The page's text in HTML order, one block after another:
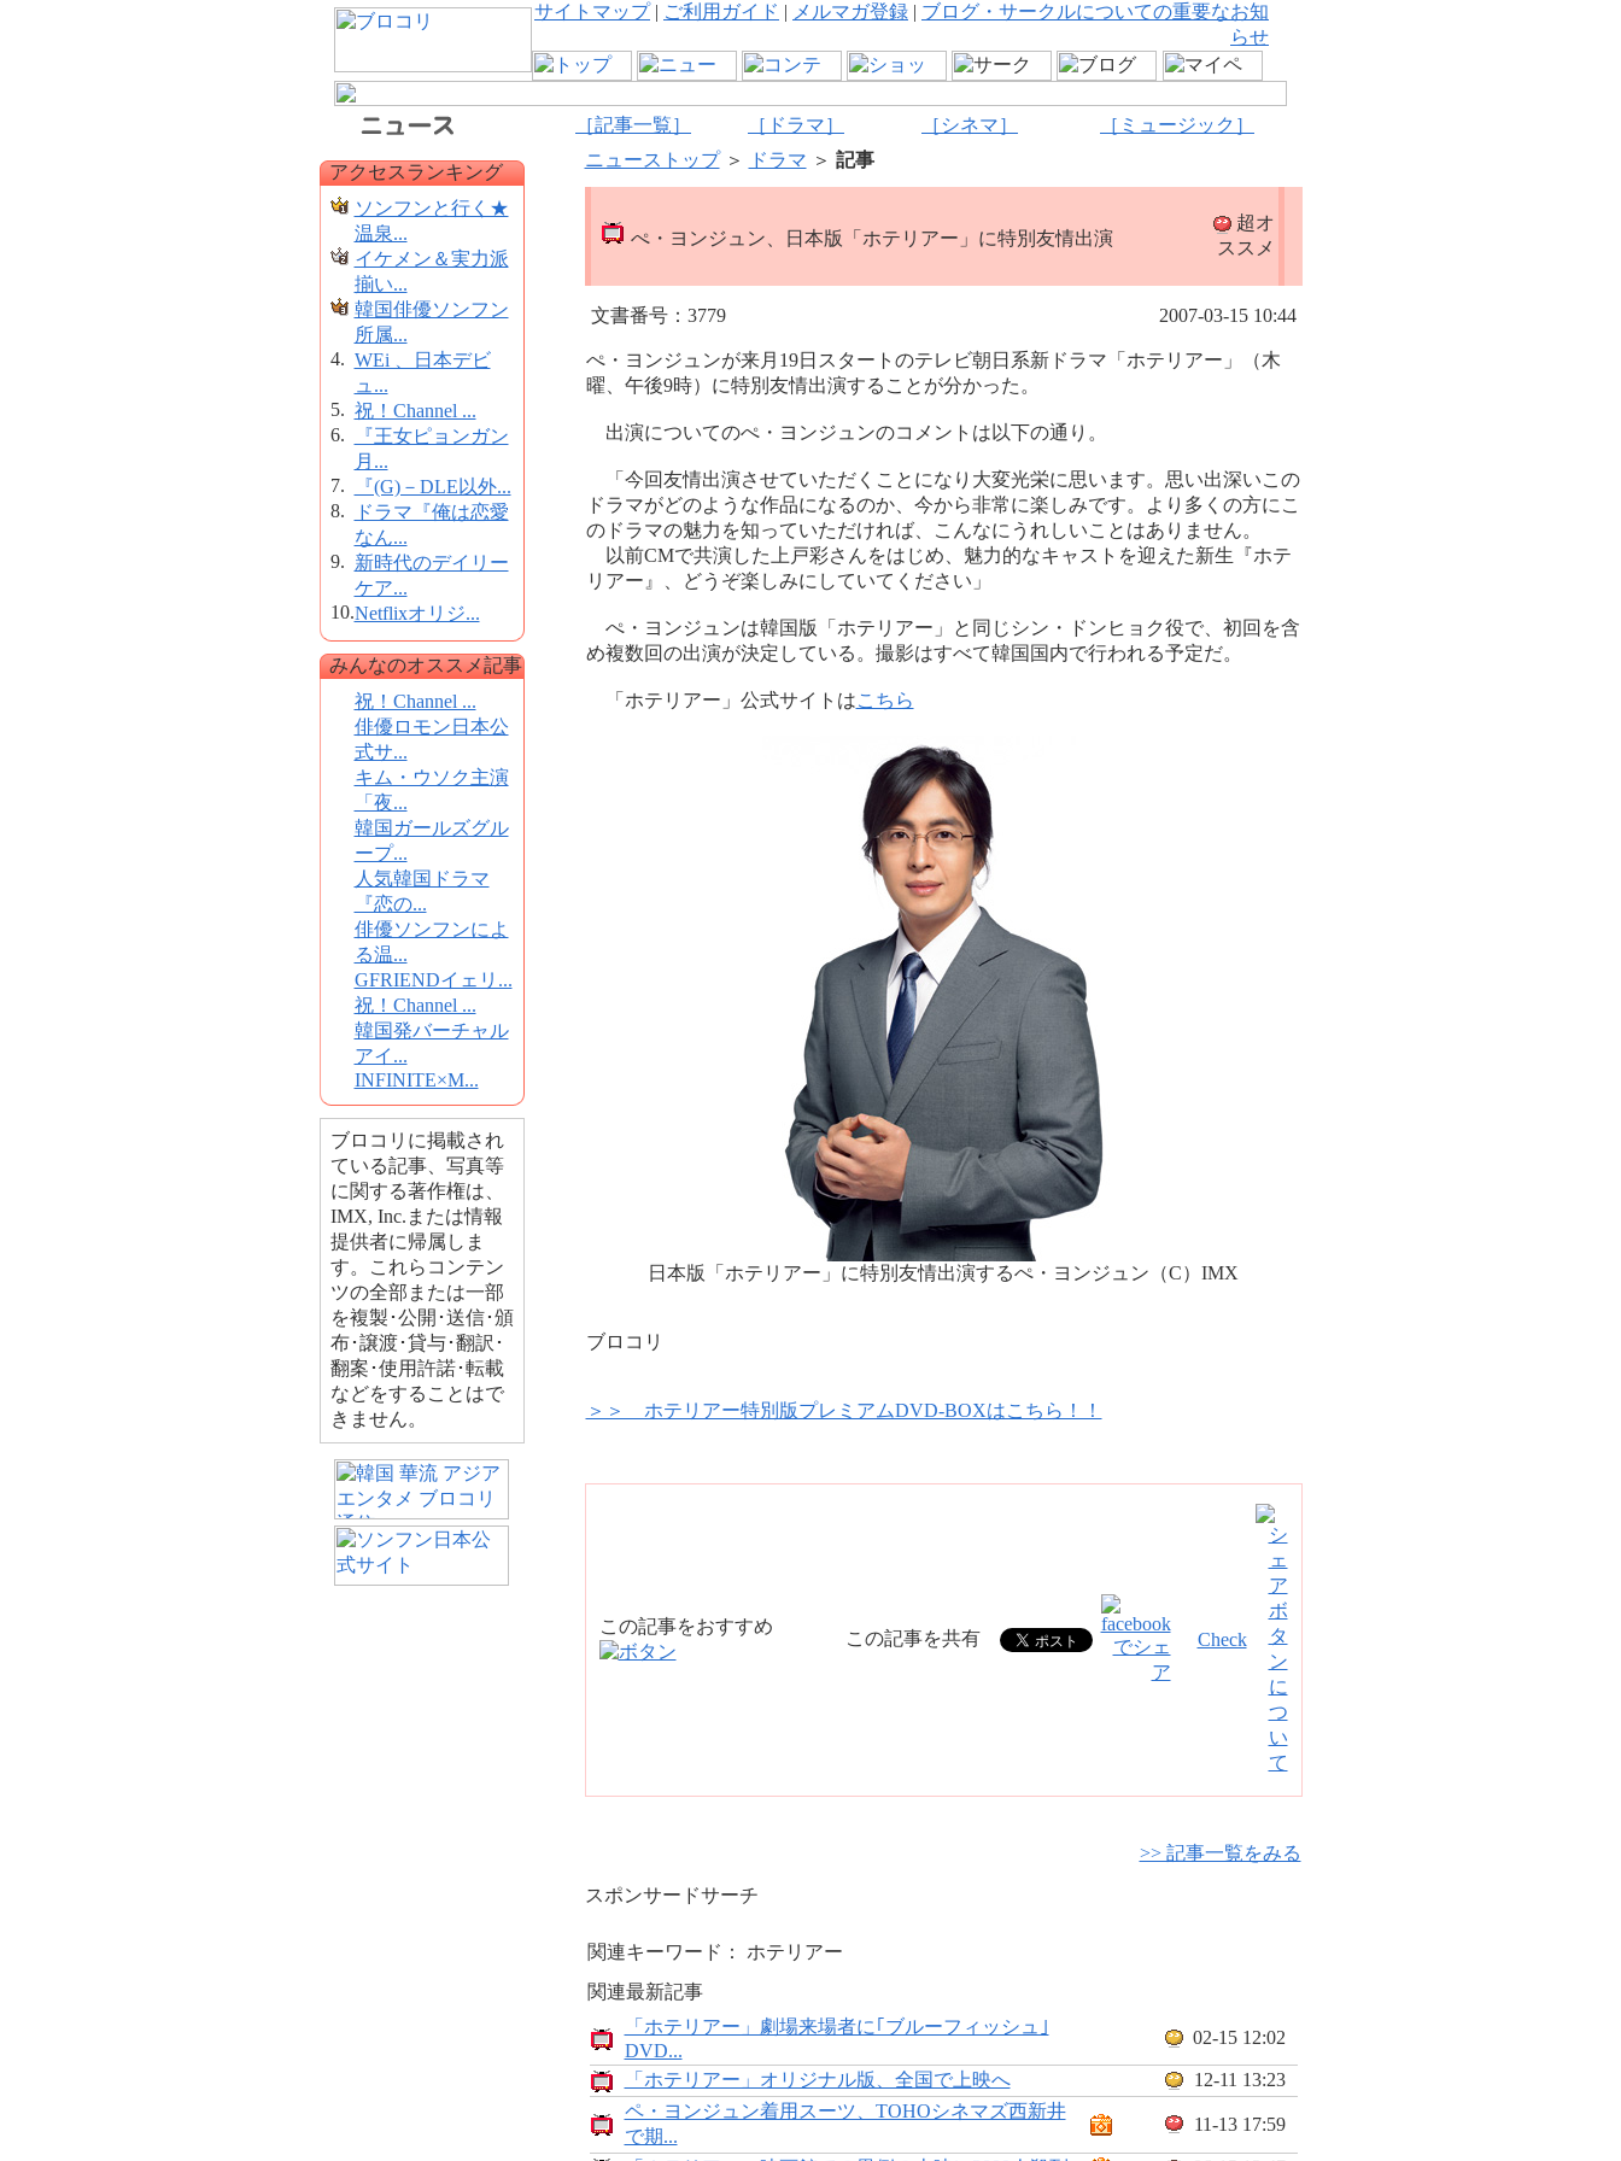
サイトマップ| ご利用ガイド | メルマガ登録 | ブログ・サークルについての重要なお知
らせ
［記事一覧］ ［ドラマ］ ［シネマ］ ［ミュージック］
アクセスランキング
ソンフンと行く★
温泉...
イケメン＆実力派
揃い...
韓国俳優ソンフン
所属...
4. WEi 、日本デビ
ュ...
5. 祝！Channel ...
6.
『王女ピョンガン
月...
7.
『(G)－DLE以外...
8.
ドラマ『俺は恋愛
なん...
9. 新時代のデイリー
ケア...
10.Netflixオリジ...
みんなのオススメ記事
祝！Channel ...
俳優ロモン日本公
式サ...
キム・ウソク主演
「夜...
韓国ガールズグル
ープ...
人気韓国ドラマ
『恋の...
俳優ソンフンによ
る温...
GFRIENDイェリ...
祝！Channel ...
韓国発バーチャル
アイ...
INFINITE×M...
ブロコリに掲載され
ている記事、写真等
に関する著作権は、
IMX, Inc.または情報
提供者に帰属しま
す。これらコンテン
ツの全部または一部
を複製･公開･送信･頒
布･譲渡･貸与･翻訳･
翻案･使用許諾･転載
などをすることはで
きません。
ニューストップ＞ ドラマ ＞ 記事
ぺ・ヨンジュン、日本版「ホテリアー」に特別友情出演
超オ
ススメ
文書番号：3779 2007-03-15 10:44
ぺ・ヨンジュンが来月19日スタートのテレビ朝日系新ドラマ「ホテリアー」（木
曜、午後9時）に特別友情出演することが分かった。
出演についてのぺ・ヨンジュンのコメントは以下の通り。
「今回友情出演させていただくことになり大変光栄に思います。思い出深いこの
ドラマがどのような作品になるのか、今から非常に楽しみです。より多くの方にこ
のドラマの魅力を知っていただければ、こんなにうれしいことはありません。
以前CMで共演した上戸彩さんをはじめ、魅力的なキャストを迎えた新生『ホテ
リアー』、どうぞ楽しみにしていてください」
ぺ・ヨンジュンは韓国版「ホテリアー」と同じシン・ドンヒョク役で、初回を含
め複数回の出演が決定している。撮影はすべて韓国国内で行われる予定だ。
「ホテリアー」公式サイトはこちら
日本版「ホテリアー」に特別友情出演するぺ・ヨンジュン（C）IMX
ブロコリ
＞＞ ホテリアー特別版プレミアムDVD-BOXはこちら！！
この記事をおすすめ
この記事を共有 Check
>> 記事一覧をみる
スポンサードサーチ
関連キーワード： ホテリアー
関連最新記事
「ホテリアー」劇場来場者に｢ブルーフィッシュ｣
DVD...
02-15 12:02
「ホテリアー」オリジナル版、全国で上映へ
12-11 13:23
ペ・ヨンジュン着用スーツ、TOHOシネマズ西新井
で期...
11-13 17:59